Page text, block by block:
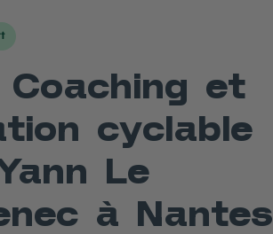
Coaching et
cyclable
Le
à Nantes